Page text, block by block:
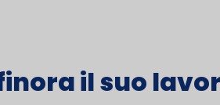
il suo